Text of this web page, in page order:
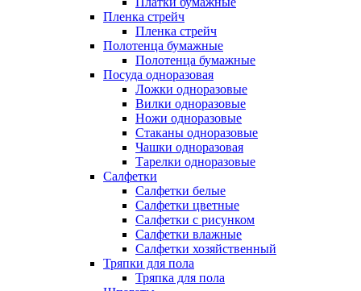
Пленка стрейч
Пленка стрейч
Полотенца бумажные
Полотенца бумажные
Посуда одноразовая
Ложки одноразовые
Вилки одноразовые
Ножи одноразовые
Стаканы одноразовые
Чашки одноразовая
Тарелки одноразовые
Салфетки
Салфетки белые
Салфетки цветные
Салфетки с рисунком
Салфетки влажные
Салфетки хозяйственный
Тряпки для пола
Тряпка для пола